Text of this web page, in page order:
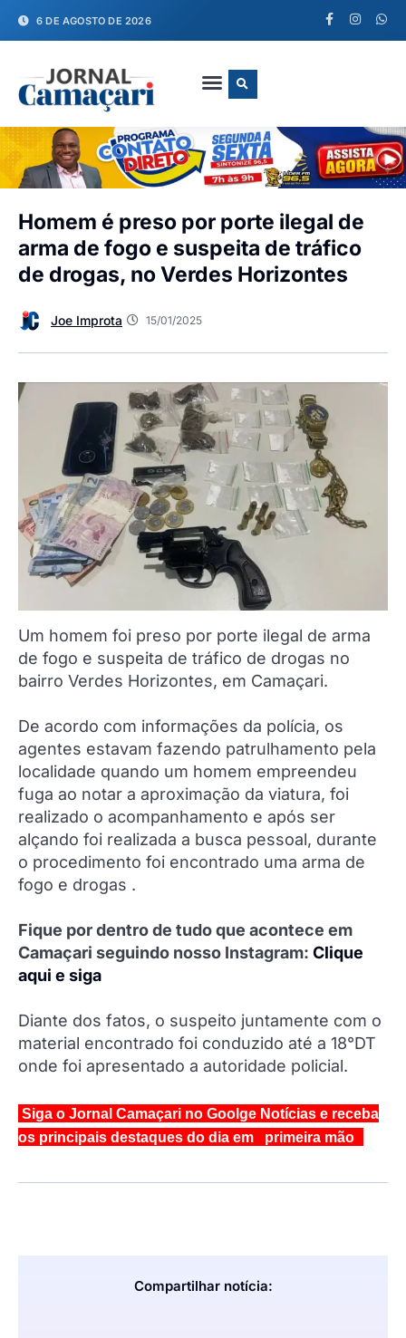
6 DE AGOSTO DE 2026
Homem é preso por porte ilegal de
arma de fogo e suspeita de tráfico
de drogas, no Verdes Horizontes
Joe Improta 15/01/2025
Um homem foi preso por porte ilegal de arma
de fogo e suspeita de tráfico de drogas no
bairro Verdes Horizontes, em Camaçari.
De acordo com informações da polícia, os
agentes estavam fazendo patrulhamento pela
localidade quando um homem empreendeu
fuga ao notar a aproximação da viatura, foi
realizado o acompanhamento e após ser
alçando foi realizada a busca pessoal, durante
o procedimento foi encontrado uma arma de
fogo e drogas .
Fique por dentro de tudo que acontece em
Camaçari seguindo nosso Instagram: Clique
aqui e siga
Diante dos fatos, o suspeito juntamente com o
material encontrado foi conduzido até a 18°DT
onde foi apresentado a autoridade policial.
Siga o Jornal Camaçari no Goolge Notícias e receba
os principais destaques do dia em primeira mão
Compartilhar notícia: